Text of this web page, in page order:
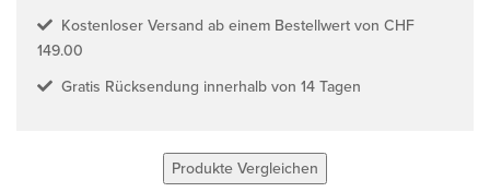
Kostenloser Versand ab einem Bestellwert von CHF
149.00
Gratis Rücksendung innerhalb von 14 Tagen
Produkte Vergleichen